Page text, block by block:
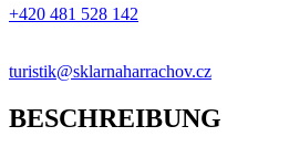
+420 481 528 142
turistik@sklarnaharrachov.cz
BESCHREIBUNG